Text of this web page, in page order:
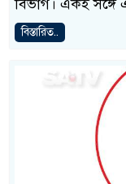
বিভাগ। একই সঙ্গে
বিস্তারিত..